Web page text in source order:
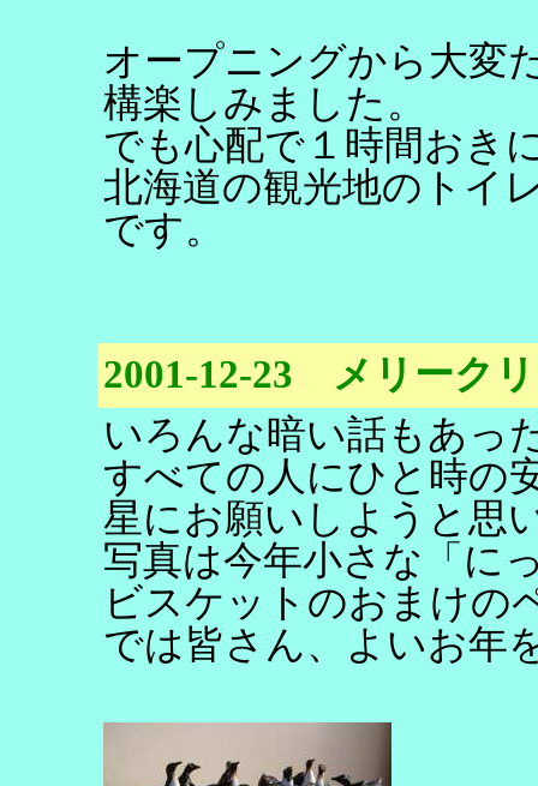
オープニングから大変
構楽しみました。
でも心配で１時間おき
北海道の観光地のトイ
です。
2001-12-23 メリーク
いろんな暗い話もあっ
すべての人にひと時の
星にお願いしようと思
写真は今年小さな「に
ビスケットのおまけの
では皆さん、よいお年